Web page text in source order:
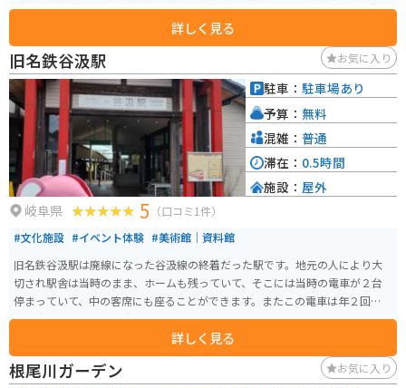
エリアと宇宙エリアに分けられた展示内容がパワーアップしています。2階建
てになっており1階は、練習機などの実機が年代ごとにずらりと並ぶ「航空エ
リア」、2階は「宇宙エリア」で、NASAのアポロ計画やスペースシャトル、
日本のH-IIロケットなど宇宙開発の歴史をさまざまな展示物があります。 各務
原で生産された世界に唯一現存する「飛燕」を含む日本一の実機展示数を誇
り、人気の航空機シミュレーターやハンズオン展示が公開されています。複
葉機から国際宇宙ステーション（ISS）まで航空宇宙の歴史をたどりながら、
産業技術を体験的に学べます。学習プログラムやツアーも定期的に開催さ
れ、カフェやショップも充実しており、オリジナルグルメや特別なグッズも
あります。 駐車場は大きいので駐車には困りません。入館料は大人は800円
です。
詳しく見る
旧名鉄谷汲駅 お気に入り
岐阜県 5 （口コミ1件）
#文化施設 #イベント体験 #美術館｜資料館
旧名鉄谷汲駅は廃線になった谷汲線の終着だった駅です。地元の人により大
切され駅舎は当時のまま、ホームも残っていて、そこには当時の電車が２台
停まっていて、中の客席にも座ることができます。またこの電車は年２回春と
秋に動かしており、実際に短い距離ですが走る姿もみることができます。ト
イレも当時のまま残っていて利用できます。ツーリング、ドライブ休憩の場所
と使う人も多々います。
詳しく見る
駐車： 駐車場あり
予算： 無料
混雑： 普通
滞在： 0.5時間
施設： 屋外
根尾川ガーデン お気に入り